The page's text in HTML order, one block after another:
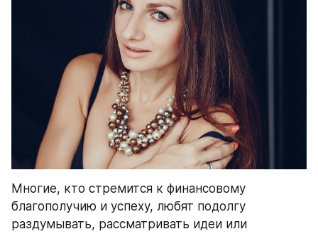
Многие, кто стремится к финансовому
благополучию и успеху, любят подолгу
раздумывать, рассматривать идеи или